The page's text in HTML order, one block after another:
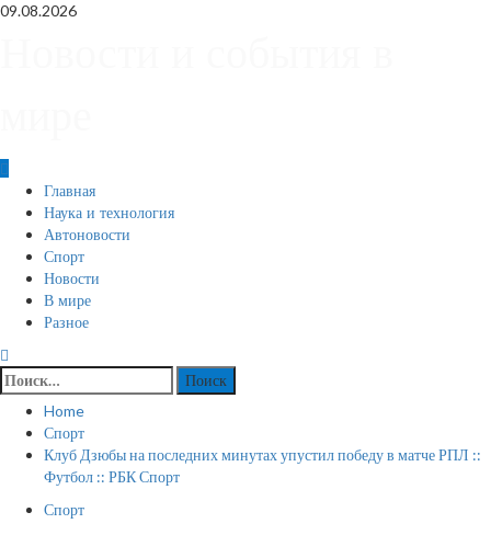
Skip
09.08.2026
Primary
Menu
Главная
Наука и технология
Автоновости
Спорт
Новости
В мире
Разное
Найти:
Home
Спорт
Клуб Дзюбы на последних минутах упустил победу в матче РПЛ ::
Футбол :: РБК Спорт
Спорт